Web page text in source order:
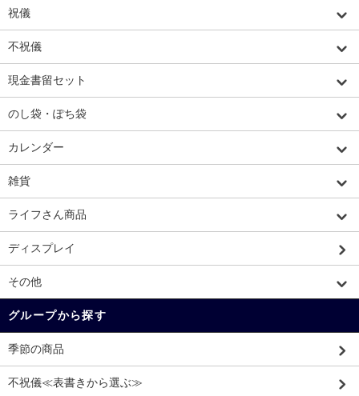
祝儀
不祝儀
現金書留セット
のし袋・ぽち袋
カレンダー
雑貨
ライフさん商品
ディスプレイ
その他
グループから探す
季節の商品
不祝儀≪表書きから選ぶ≫